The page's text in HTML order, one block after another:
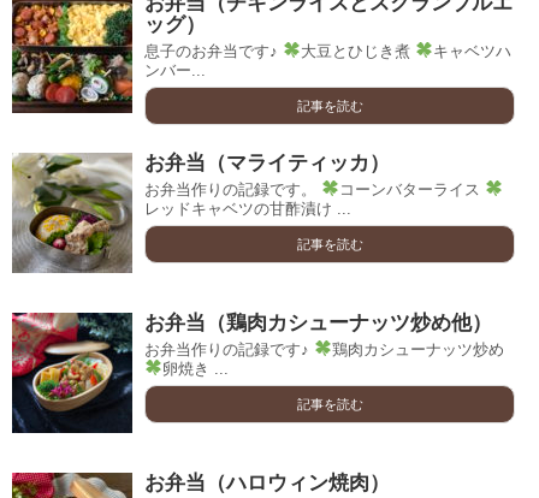
ッグ）
息子のお弁当です♪ 大豆とひじき煮
キャベツハ
ンバー...
記事を読む
お弁当（マライティッカ）
お弁当作りの記録です。
コーンバターライス
レッドキャベツの甘酢漬け ...
記事を読む
お弁当（鶏肉カシューナッツ炒め他）
お弁当作りの記録です♪
鶏肉カシューナッツ炒め
卵焼き ...
記事を読む
お弁当（ハロウィン焼肉）